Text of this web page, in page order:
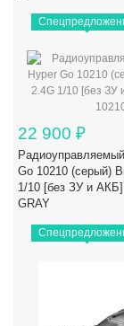
22 900 ₽
Go 10210 (серый)
1/10 [без ЗУ и АКБ]
GRAY